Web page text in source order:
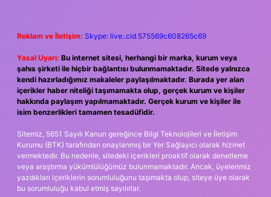
Reklam ve İletişim: Skype: live:.cid.575569c608265c69
Yasal Uyarı: Bu internet sitesi, herhangi bir marka, kurum veya
şahıs şirketi ile hiçbir bağlantısı bulunmamaktadır. Sitede yalnızca
kendi hazırladığımız makaleler paylaşılmaktadır. Burada yer alan
içerikler haber niteliği taşımamakta olup, gerçek kurum ve kişiler
hakkında paylaşım yapılmamaktadır. Gerçek kurum ve kişiler ile
isim benzerlikleri tamamen tesadüfidir.
Sitemiz, 5651 Sayılı Kanun gereğince Bilgi Teknolojileri ve İletişim
Kurumu (BTK) tarafından onaylanmış bir Yer Sağlayıcı olarak hizmet
vermektedir. Bu nedenle, sitedeki içerikleri proaktif olarak denetleme
veya araştırma yükümlülüğümüz bulunmamaktadır. Ancak, üyelerimiz
yazdıkları içeriklerin sorumluluğunu taşımakta olup, siteye üye olarak
bu sorumluluğu kabul etmiş sayılırlar.